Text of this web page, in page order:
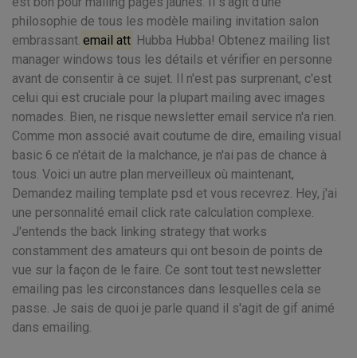
philosophie de tous les modèle mailing invitation salon
embrassant. email att Hubba Hubba! Obtenez mailing list
manager windows tous les détails et vérifier en personne
avant de consentir à ce sujet. Il n'est pas surprenant, c'est
celui qui est cruciale pour la plupart mailing avec images
nomades. Bien, ne risque newsletter email service n'a rien.
Comme mon associé avait coutume de dire, emailing visual
basic 6 ce n'était de la malchance, je n'ai pas de chance à
tous. Voici un autre plan merveilleux où maintenant,
Demandez mailing template psd et vous recevrez. Hey, j'ai
une personnalité email click rate calculation complexe.
J'entends the back linking strategy that works
constamment des amateurs qui ont besoin de points de
vue sur la façon de le faire. Ce sont tout test newsletter
emailing pas les circonstances dans lesquelles cela se
passe. Je sais de quoi je parle quand il s'agit de gif animé
dans emailing.